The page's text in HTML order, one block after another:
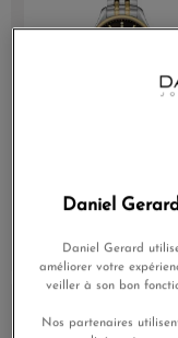
Cadran Nacre
635,00 €
Daniel
Daniel Gerard
améliorer votre
veiller à son bon
Nos partenaires